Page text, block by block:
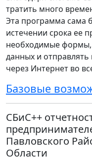
тратить много
Эта программа сама
истечении срока ее
необходимые формы,
данных и
через Интернет во
Базовые
СБиС++
Павловского
Области